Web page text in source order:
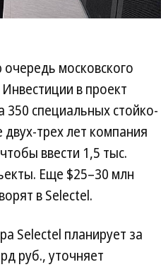
московского
в проект
350 специальных стойко-
двух-трех лет компания
ввести 1,5 тыс.
Еще $25–30 млн
в Selectel.
Selectel планирует за
руб., уточняет